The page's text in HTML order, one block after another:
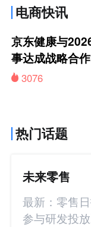
电商快讯
京东健康与
事达成战略合作
3076
热门话题
未来零售
最新：零售
参与研发投